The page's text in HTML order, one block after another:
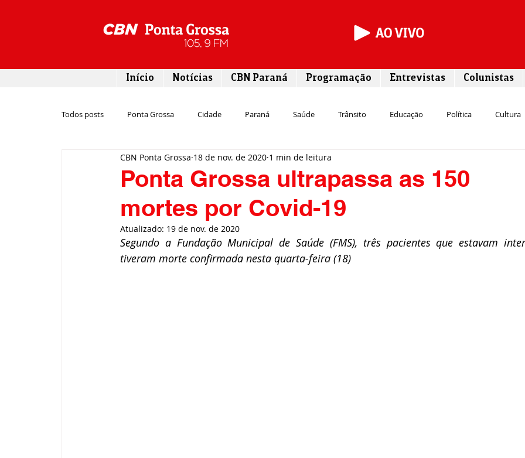
Início Notícias CBN Paraná Programação Entrevistas Colunistas
Todos posts Ponta Grossa Cidade Paraná Saúde Trânsito Educação Política Cultura
Emprego Campos Gerais Segurança Entrevista
Rodovias Agronegócio Meio ambiente Comunicação
Gastronomia Tecnologia Polícia Transporte Cultura
Ponta Grossa ultrapassa as 150
mortes por Covid-19
CBN Ponta Grossa 18 de nov. de 2020 1 min de leitura
Atualizado: 19 de nov. de 2020
Segundo a Fundação Municipal de Saúde (FMS), três pacientes que estavam
tiveram morte confirmada nesta quarta-feira (18)